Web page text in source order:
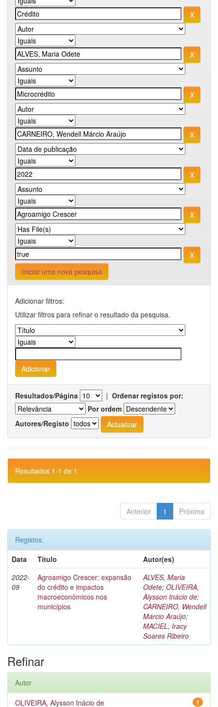
Iniciar uma nova pesquisa
Adicionar filtros:
Utilizar filtros para refinar o resultado da pesquisa.
Resultados/Página | Ordenar registos por:
Por ordem
Autores/Registo
Resultados 1-1 de 1.
Anterior 1 Próxima
Registos:
Data
Título
Autor(es)
2022-
09
Agroamigo Crescer: expansão
do crédito e impactos
macroeconômicos nos
municípios
ALVES, Maria
Odete; OLIVEIRA,
Alysson Inácio de;
CARNEIRO, Wendell
Márcio Araújo;
MACIEL, Iracy
Soares Ribeiro
Refinar
Autor
1
OLIVEIRA, Alysson Inácio de